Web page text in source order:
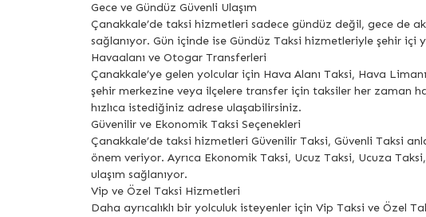
Gece ve Gündüz Güvenli Ulaşım
Çanakkale’de taksi hizmetleri sadece gündüz değil, gece de
sağlanıyor. Gün içinde ise Gündüz Taksi hizmetleriyle şehir içi
Havaalanı ve Otogar Transferleri
Çanakkale’ye gelen yolcular için Hava Alanı Taksi, Hava
şehir merkezine veya ilçelere transfer için taksiler her zaman
hızlıca istediğiniz adrese ulaşabilirsiniz.
Güvenilir ve Ekonomik Taksi Seçenekleri
Çanakkale’de taksi hizmetleri Güvenilir Taksi, Güvenli Taksi
önem veriyor. Ayrıca Ekonomik Taksi, Ucuz Taksi, Ucuza
ulaşım sağlanıyor.
Vip ve Özel Taksi Hizmetleri
Daha ayrıcalıklı bir yolculuk isteyenler için Vip Taksi ve Özel